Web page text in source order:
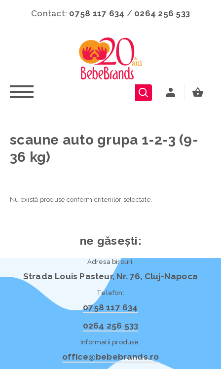
Contact: 0758 117 634 / 0264 256 533
scaune auto grupa 1-2-3 (9-
36 kg)
Nu există produse conform criteriilor selectate.
ne găsești:
Adresa birouri:
Strada Louis Pasteur, Nr. 76, Cluj-Napoca
Telefon:
0758 117 634
0264 256 533
Informatii produse:
office@bebebrands.ro